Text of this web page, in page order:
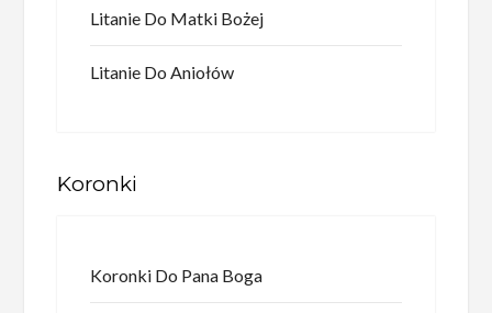
Litanie Do Matki Bożej
Litanie Do Aniołów
Koronki
Koronki Do Pana Boga